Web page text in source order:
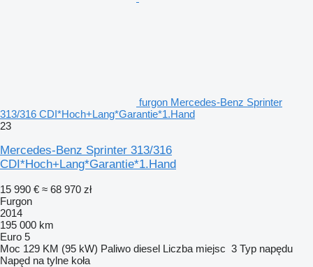
furgon Mercedes-Benz Sprinter
313/316 CDI*Hoch+Lang*Garantie*1.Hand
23
Mercedes-Benz Sprinter 313/316
CDI*Hoch+Lang*Garantie*1.Hand
15 990 € ≈ 68 970 zł
Furgon
2014
195 000 km
Euro 5
Moc 129 KM (95 kW) Paliwo diesel Liczba miejsc 3 Typ napędu
Napęd na tylne koła